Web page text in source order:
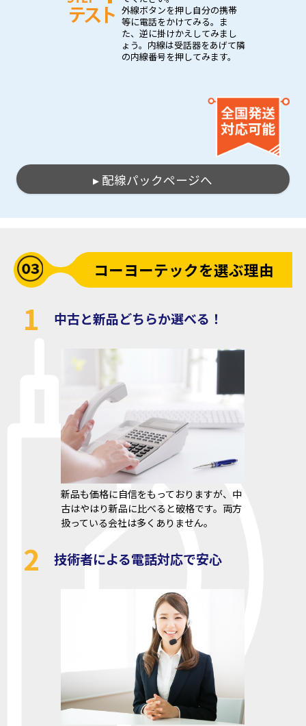
外線ボタンを押し自分の携帯
等に電話をかけてみる。ま
た、逆に掛けかえしてみまし
ょう。内線は受話器をあげて隣
の内線番号を押してみます。
▸ 配線パックページへ
コーヨーテックを選ぶ理由
1 中古と新品どちらか選べる！
新品も価格に自信をもっておりますが、中
古はやはり新品に比べると破格です。両方
扱っている会社は多くありません。
2 技術者による電話対応で安心